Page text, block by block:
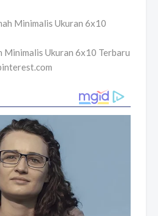
Minimalis Ukuran 6x10 Terbaru